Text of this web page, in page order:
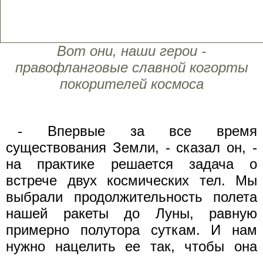
Вот они, наши герои -
правофланговые славной когорты
покорителей космоса
- Впервые за все время
существования Земли, - сказал он, -
на практике решается задача о
встрече двух космических тел. Мы
выбрали продолжительность полета
нашей ракеты до Луны, равную
примерно полутора суткам. И нам
нужно нацелить ее так, чтобы она